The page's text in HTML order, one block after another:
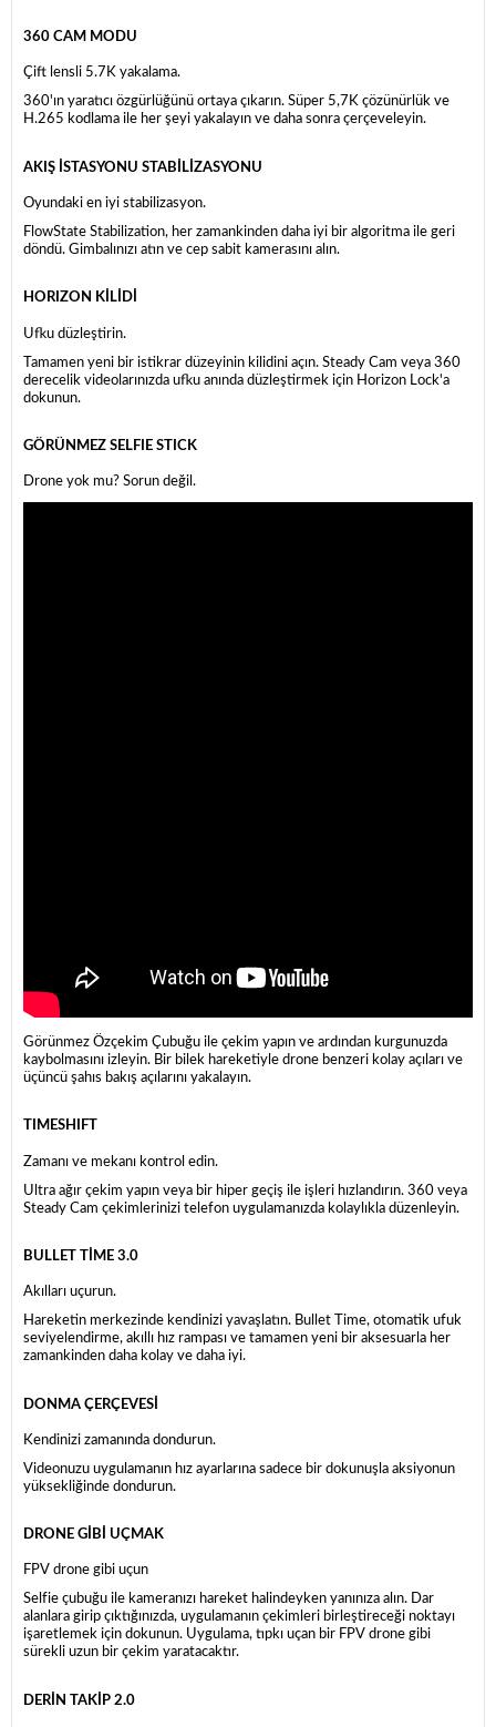
360 CAM MODU
Çift lensli 5.7K yakalama.
360'ın yaratıcı özgürlüğünü ortaya çıkarın. Süper 5,7K çözünürlük ve
H.265 kodlama ile her şeyi yakalayın ve daha sonra çerçeveleyin.
AKIŞ İSTASYONU STABİLİZASYONU
Oyundaki en iyi stabilizasyon.
FlowState Stabilization, her zamankinden daha iyi bir algoritma ile geri
döndü. Gimbalınızı atın ve cep sabit kamerasını alın.
HORIZON KİLİDİ
Ufku düzleştirin.
Tamamen yeni bir istikrar düzeyinin kilidini açın. Steady Cam veya 360
derecelik videolarınızda ufku anında düzleştirmek için Horizon Lock'a
dokunun.
GÖRÜNMEZ SELFIE STICK
Drone yok mu? Sorun değil.
Görünmez Özçekim Çubuğu ile çekim yapın ve ardından kurgunuzda
kaybolmasını izleyin. Bir bilek hareketiyle drone benzeri kolay açıları ve
üçüncü şahıs bakış açılarını yakalayın.
TIMESHIFT
Zamanı ve mekanı kontrol edin.
Ultra ağır çekim yapın veya bir hiper geçiş ile işleri hızlandırın. 360 veya
Steady Cam çekimlerinizi telefon uygulamanızda kolaylıkla düzenleyin.
BULLET TİME 3.0
Akılları uçurun.
Hareketin merkezinde kendinizi yavaşlatın. Bullet Time, otomatik ufuk
seviyelendirme, akıllı hız rampası ve tamamen yeni bir aksesuarla her
zamankinden daha kolay ve daha iyi.
DONMA ÇERÇEVESİ
Kendinizi zamanında dondurun.
Videonuzu uygulamanın hız ayarlarına sadece bir dokunuşla aksiyonun
yüksekliğinde dondurun.
DRONE GİBİ UÇMAK
FPV drone gibi uçun
Selfie çubuğu ile kameranızı hareket halindeyken yanınıza alın. Dar
alanlara girip çıktığınızda, uygulamanın çekimleri birleştireceği noktayı
işaretlemek için dokunun. Uygulama, tıpkı uçan bir FPV drone gibi
sürekli uzun bir çekim yaratacaktır.
DERİN TAKİP 2.0